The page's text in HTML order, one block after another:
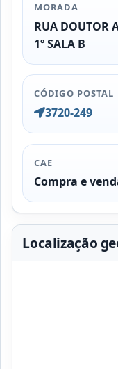
MORADA
RUA DOUTOR
1º SALA B
CÓDIGO POSTAL
3720-249
CAE
Compra e
Localização